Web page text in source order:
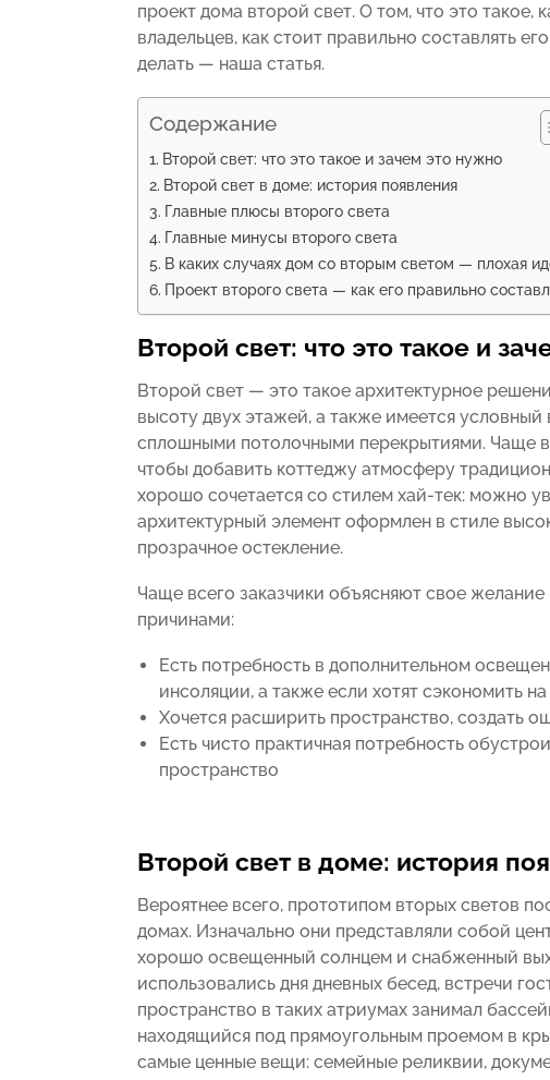
проект дома второй свет. О том, что это такое,
владельцев, как стоит правильно составлять
делать — наша статья.
Содержание
Второй свет: что это такое и зачем это нужно
Второй свет в доме: история появления
Главные плюсы второго света
Главные минусы второго света
В каких случаях дом со вторым светом — плохая
Проект второго света — как его правильно
Второй свет: что это такое и
Второй свет — это такое архитектурное
высоту двух этажей, а также имеется
сплошными потолочными перекрытиями. Чаще
чтобы добавить коттеджу атмосферу
хорошо сочетается со стилем хай-тек: можно
архитектурный элемент оформлен в стиле
прозрачное остекление.
Чаще всего заказчики объясняют свое
причинами:
Есть потребность в дополнительном
инсоляции, а также если хотят сэкономить
Хочется расширить пространство, создать
Есть чисто практичная потребность
пространство
Второй свет в доме: история
Вероятнее всего, прототипом вторых светов
домах. Изначально они представляли собой
хорошо освещенный солнцем и снабженный
использовались дня дневных бесед, встречи
пространство в таких атриумах занимал
находящийся под прямоугольным проемом в
самые ценные вещи: семейные реликвии,